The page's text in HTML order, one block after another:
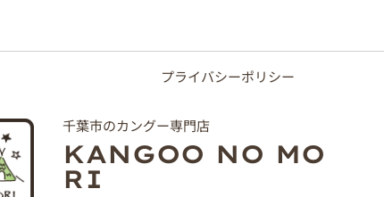
プライバシーポリシー
千葉市のカングー専門店
KANGOO NO MO
RI